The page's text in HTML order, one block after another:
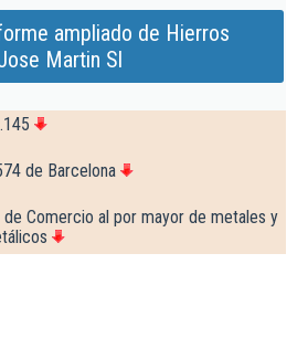
ampliado de Hierros
Martin Sl
de Barcelona
de Comercio al por mayor de metales y